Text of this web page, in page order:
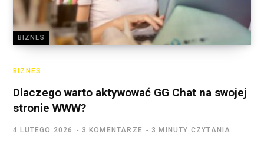
BIZNES
BIZNES
Dlaczego warto aktywować GG Chat na swojej
stronie WWW?
4 LUTEGO 2026 3 KOMENTARZE 3 MINUTY CZYTANIA